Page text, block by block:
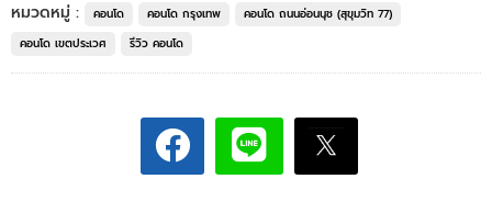
หมวดหมู่ :
คอนโด คอนโด กรุงเทพ
คอนโด ถนนอ่อนนุช (สุขุมวิท 77)
คอนโด เขตประเวศ
รีวิว คอนโด